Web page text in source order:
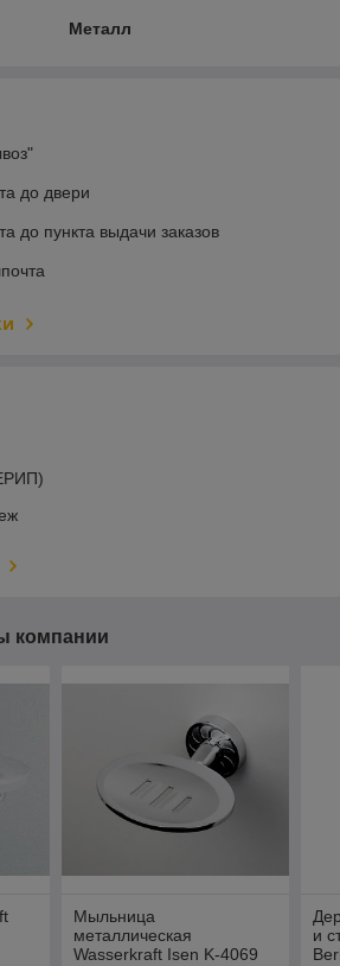
Металл
до двери
до пункта выдачи заказов
компании
Мыльница
металлическая
Wasserkraft Isen K-4069
и